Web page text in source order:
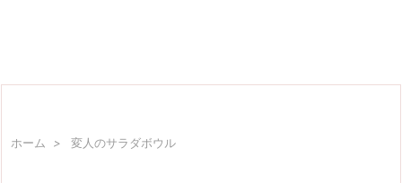
ホーム > 変人のサラダボウル